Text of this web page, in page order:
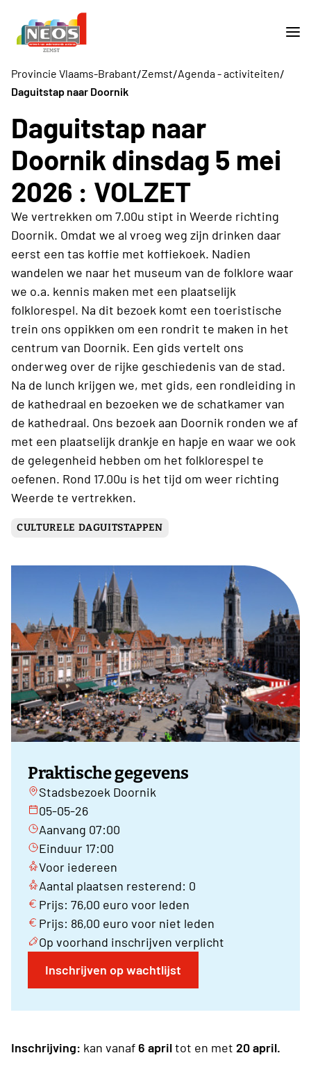
Provincie Vlaams-Brabant/Zemst/Agenda - activiteiten/
Daguitstap naar Doornik
Daguitstap naar
Doornik dinsdag 5 mei
2026 : VOLZET
We vertrekken om 7.00u stipt in Weerde richting
Doornik. Omdat we al vroeg weg zijn drinken daar
eerst een tas koffie met koffiekoek. Nadien
wandelen we naar het museum van de folklore waar
we o.a. kennis maken met een plaatselijk
folklorespel. Na dit bezoek komt een toeristische
trein ons oppikken om een rondrit te maken in het
centrum van Doornik. Een gids vertelt ons
onderweg over de rijke geschiedenis van de stad.
Na de lunch krijgen we, met gids, een rondleiding in
de kathedraal en bezoeken we de schatkamer van
de kathedraal. Ons bezoek aan Doornik ronden we af
met een plaatselijk drankje en hapje en waar we ook
de gelegenheid hebben om het folklorespel te
oefenen. Rond 17.00u is het tijd om weer richting
Weerde te vertrekken.
CULTURELE DAGUITSTAPPEN
Praktische gegevens
Stadsbezoek Doornik
05-05-26
Aanvang 07:00
Einduur 17:00
Voor iedereen
Aantal plaatsen resterend: 0
Prijs: 76,00 euro voor leden
Prijs: 86,00 euro voor niet leden
Op voorhand inschrijven verplicht
Inschrijven op wachtlijst
Inschrijving: kan vanaf 6 apriltot en met 20 april.